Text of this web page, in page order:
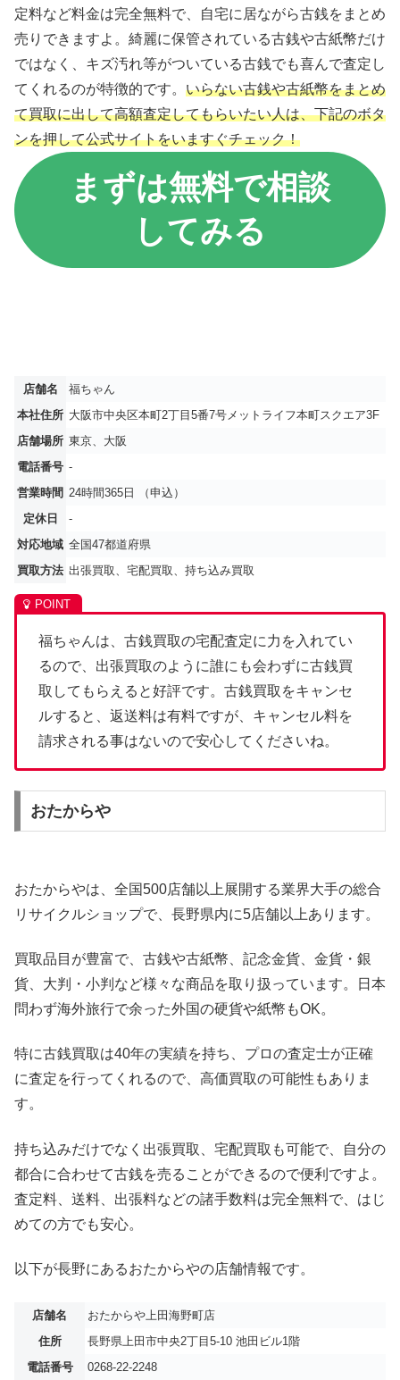
定料など料金は完全無料で、自宅に居ながら古銭をまとめ
売りできますよ。綺麗に保管されている古銭や古紙幣だけ
ではなく、キズ汚れ等がついている古銭でも喜んで査定し
てくれるのが特徴的です。 いらない古銭や古紙幣をまとめ
て買取に出して高額査定してもらいたい人は、下記のボタ
ンを押して公式サイトをいますぐチェック！
まずは無料で相談
してみる
店舗名
福ちゃん
本社住所 大阪市中央区本町2丁目5番7号メットライフ本町スクエア3F
店舗場所 東京、大阪
電話番号 -
営業時間 24時間365日 （申込）
定休日
-
対応地域 全国47都道府県
買取方法 出張買取、宅配買取、持ち込み買取
福ちゃんは、古銭買取の宅配査定に力を入れてい
るので、出張買取のように誰にも会わずに古銭買
取してもらえると好評です。古銭買取をキャンセ
ルすると、返送料は有料ですが、キャンセル料を
請求される事はないので安心してくださいね。
おたからや
おたからやは、全国500店舗以上展開する業界大手の総合
リサイクルショップで、長野県内に5店舗以上あります。
買取品目が豊富で、古銭や古紙幣、記念金貨、金貨・銀
貨、大判・小判など様々な商品を取り扱っています。日本
問わず海外旅行で余った外国の硬貨や紙幣もOK。
特に古銭買取は40年の実績を持ち、プロの査定士が正確
に査定を行ってくれるので、高価買取の可能性もありま
す。
持ち込みだけでなく出張買取、宅配買取も可能で、自分の
都合に合わせて古銭を売ることができるので便利ですよ。
査定料、送料、出張料などの諸手数料は完全無料で、はじ
めての方でも安心。
以下が長野にあるおたからやの店舗情報です。
店舗名
おたからや上田海野町店
住所
長野県上田市中央2丁目5-10 池田ビル1階
電話番号
0268-22-2248